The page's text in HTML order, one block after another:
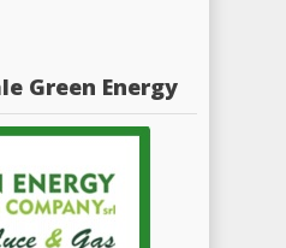
Green Energy